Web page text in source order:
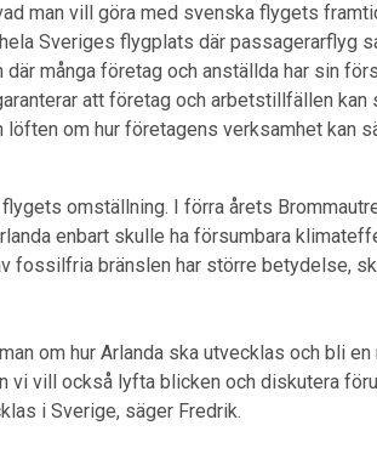
man vill göra med svenska flygets
Sveriges flygplats där passagerarflyg
många företag och anställda har sin
att företag och arbetstillfällen kan
om hur företagens verksamhet kan
omställning. I förra årets
enbart skulle ha försumbara
fossilfria bränslen har större betydelse,
om hur Arlanda ska utvecklas och bli
vi vill också lyfta blicken och diskutera
i Sverige, säger Fredrik.